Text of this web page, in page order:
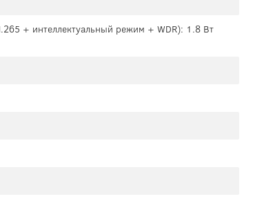
+ интеллектуальный режим + WDR): 1.8 Вт